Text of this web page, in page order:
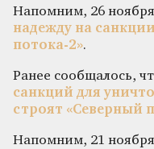
Напомним, 26 ноября
надежду на
потока-2».
Ранее сообщалось,
санкций для
строят «Северный
Напомним, 21